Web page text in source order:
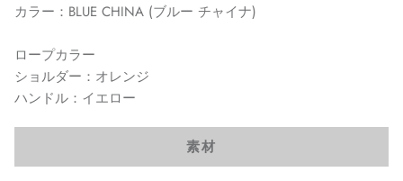
カラー：BLUE CHINA (ブルー チャイナ)
ロープカラー
ショルダー：オレンジ
ハンドル：イエロー
素材